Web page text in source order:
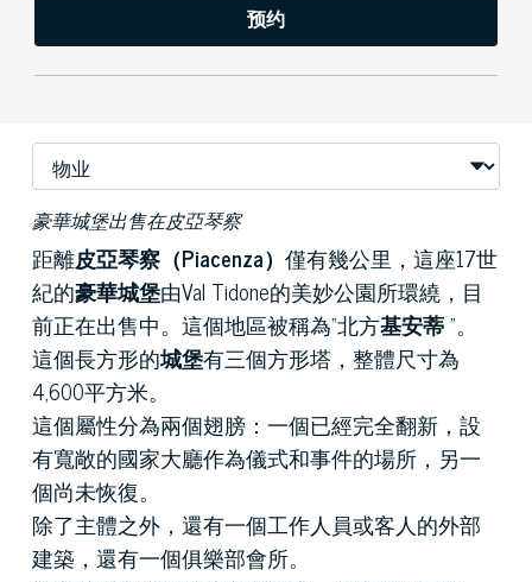
预约
豪華城堡出售在皮亞琴察
距離皮亞琴察（Piacenza） 僅有幾公里，這座17世
紀的豪華城堡由Val Tidone的美妙公園所環繞，目
前正在出售中。這個地區被稱為“北方基安蒂”。
這個長方形的城堡有三個方形塔，整體尺寸為
4,600平方米。
這個屬性分為兩個翅膀：一個已經完全翻新，設
有寬敞的國家大廳作為儀式和事件的場所，另一
個尚未恢復。
除了主體之外，還有一個工作人員或客人的外部
建築，還有一個俱樂部會所。